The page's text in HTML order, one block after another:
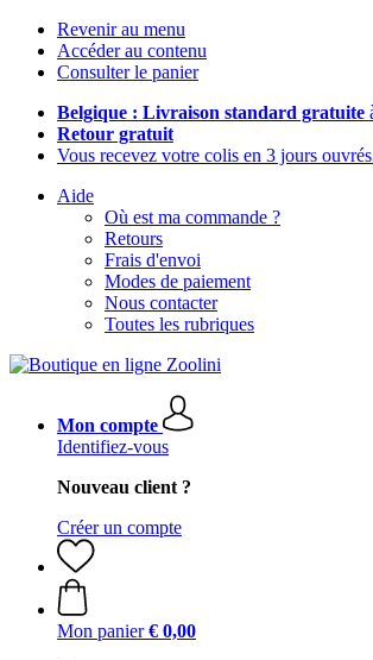
Revenir au menu
Accéder au contenu
Consulter le panier
Belgique : Livraison standard gratuite
Retour gratuit
Vous recevez votre colis en 3 jours
Aide
Où est ma commande ?
Retours
Frais d'envoi
Modes de paiement
Nous contacter
Toutes les rubriques
Mon compte
Identifiez-vous
Nouveau client ?
Créer un compte
Mon panier € 0,00